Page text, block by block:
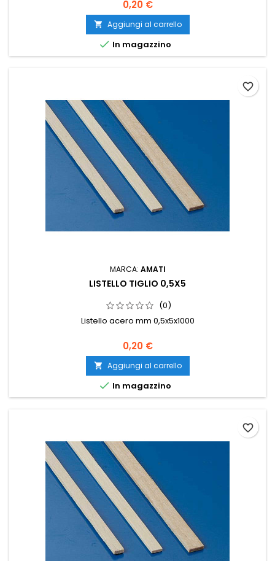
0,20 €
 Aggiungi al carrello
 In magazzino
MARCA: AMATI
LISTELLO TIGLIO 0,5X5
(0)
Listello acero mm 0,5x5x1000
0,20 €
 Aggiungi al carrello
 In magazzino
favorite_border
favorite_border